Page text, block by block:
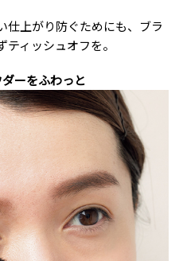
仕上がり防ぐためにも、ブラ
ィッシュオフを。
ダーをふわっと